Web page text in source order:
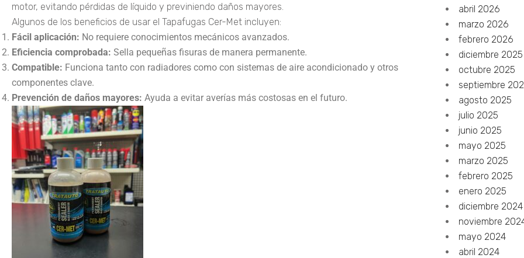
motor, evitando pérdidas de líquido y previniendo daños mayores.
Algunos de los beneficios de usar el Tapafugas Cer-Met incluyen:
Fácil aplicación: No requiere conocimientos mecánicos avanzados.
Eficiencia comprobada: Sella pequeñas fisuras de manera permanente.
Compatible: Funciona tanto con radiadores como con sistemas de aire acondicionado y otros
componentes clave.
Prevención de daños mayores: Ayuda a evitar averías más costosas en el futuro.
abril 2026
marzo 2026
febrero 2026
diciembre 2025
octubre 2025
septiembre
agosto 2025
julio 2025
junio 2025
mayo 2025
marzo 2025
febrero 2025
enero 2025
diciembre 2024
noviembre
mayo 2024
abril 2024